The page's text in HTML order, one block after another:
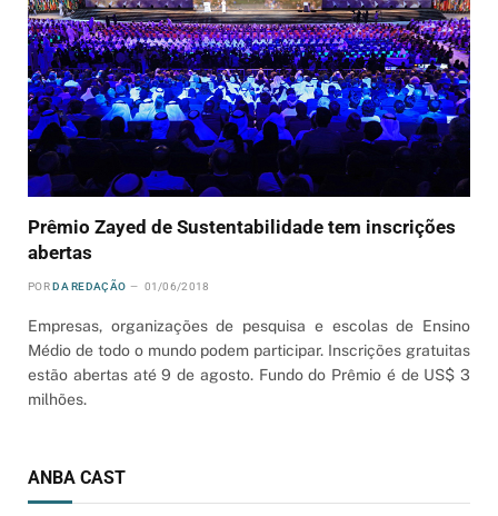
Prêmio Zayed de Sustentabilidade tem inscrições
abertas
POR DA REDAÇÃO 01/06/2018
Empresas, organizações de pesquisa e escolas de Ensino
Médio de todo o mundo podem participar. Inscrições gratuitas
estão abertas até 9 de agosto. Fundo do Prêmio é de US$ 3
milhões.
ANBA CAST